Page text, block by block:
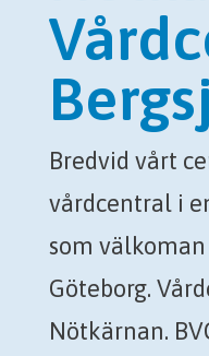
Bredvid vårt
vårdcentral i
som
Göteborg.
Nötkärnan.